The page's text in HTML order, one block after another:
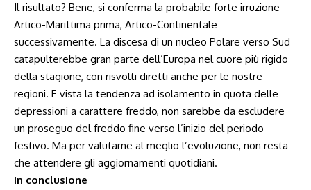
Il risultato? Bene, si conferma la probabile forte irruzione
Artico-Marittima prima, Artico-Continentale
successivamente. La discesa di un nucleo Polare verso Sud
catapulterebbe gran parte dell’Europa nel cuore più rigido
della stagione, con risvolti diretti anche per le nostre
regioni. E vista la tendenza ad isolamento in quota delle
depressioni a carattere freddo, non sarebbe da escludere
un proseguo del freddo fine verso l’inizio del periodo
festivo. Ma per valutarne al meglio l’evoluzione, non resta
che attendere gli aggiornamenti quotidiani.
In conclusione